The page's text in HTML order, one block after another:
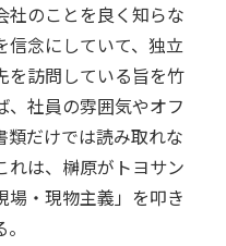
のことを良く知らな
信念にしていて、独立
を訪問している旨を竹
、社員の雰囲気やオフ
類だけでは読み取れな
れは、榊原がトヨサン
場・現物主義」を叩き